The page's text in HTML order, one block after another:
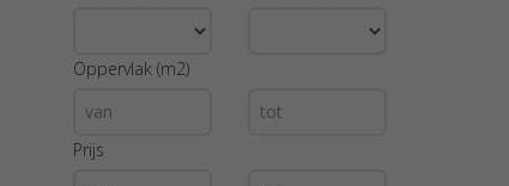
Oppervlak (m2)
Prijs